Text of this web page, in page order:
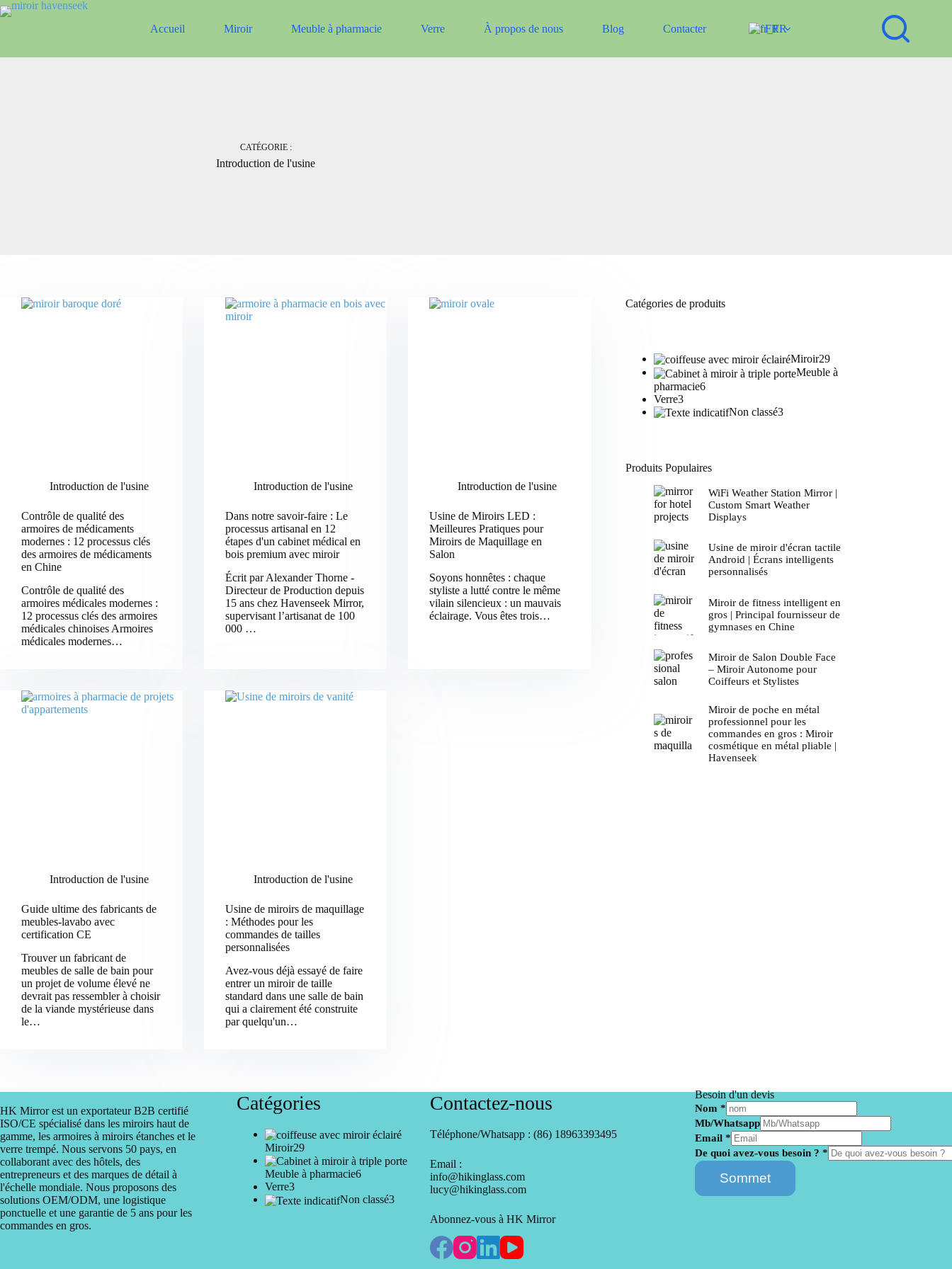
Passer
au
Accueil Miroir Meuble à pharmacie Verre À propos de nous Blog Contacter FR
CATÉGORIE :
Introduction de l'usine
Introduction de l'usine
Contrôle de qualité des
armoires de médicaments
modernes : 12 processus clés
des armoires de médicaments
en Chine
Contrôle de qualité des
armoires médicales modernes :
12 processus clés des armoires
médicales chinoises Armoires
médicales modernes…
Introduction de l'usine
Dans notre savoir-faire : Le
processus artisanal en 12
étapes d'un cabinet médical en
bois premium avec miroir
Écrit par Alexander Thorne -
Directeur de Production depuis
15 ans chez Havenseek Mirror,
supervisant l’artisanat de 100
000 …
Introduction de l'usine
Usine de Miroirs LED :
Meilleures Pratiques pour
Miroirs de Maquillage en
Salon
Soyons honnêtes : chaque
styliste a lutté contre le même
vilain silencieux : un mauvais
éclairage. Vous êtes trois…
Introduction de l'usine
Guide ultime des fabricants de
meubles-lavabo avec
certification CE
Trouver un fabricant de
meubles de salle de bain pour
un projet de volume élevé ne
devrait pas ressembler à choisir
de la viande mystérieuse dans
le…
Introduction de l'usine
Usine de miroirs de maquillage
: Méthodes pour les
commandes de tailles
personnalisées
Avez-vous déjà essayé de faire
entrer un miroir de taille
standard dans une salle de bain
qui a clairement été construite
par quelqu'un…
Catégories de produits
Miroir2929
produits
Meuble à
pharmacie66
Verre33
produits
Non classé33
Produits Populaires
WiFi Weather Station Mirror |
Custom Smart Weather
Displays
Usine de miroir d'écran tactile
Android | Écrans intelligents
personnalisés
Miroir de fitness intelligent en
gros | Principal fournisseur de
gymnases en Chine
Miroir de Salon Double Face
– Miroir Autonome pour
Coiffeurs et Stylistes
Miroir de poche en métal
professionnel pour les
commandes en gros : Miroir
cosmétique en métal pliable |
Havenseek
HK Mirror est un exportateur B2B certifié
ISO/CE spécialisé dans les miroirs haut de
gamme, les armoires à miroirs étanches et le
verre trempé. Nous servons 50 pays, en
collaborant avec des hôtels, des
entrepreneurs et des marques de détail à
l'échelle mondiale. Nous proposons des
solutions OEM/ODM, une logistique
ponctuelle et une garantie de 5 ans pour les
commandes en gros.
Catégories
Miroir2929
produits
Meuble à pharmacie66
Verre33
produits
Non classé33
Contactez-nous
Téléphone/Whatsapp : (86) 18963393495
Email :
info@hikinglass.com
lucy@hikinglass.com
Abonnez-vous à HK Mirror
Besoin d'un devis
Nom *
Mb/Whatsapp
Email *
n
e
d
De quoi avez-vous besoin ? *
Sommet